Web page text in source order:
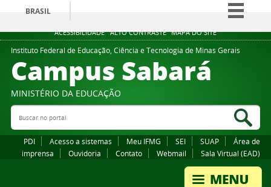
ACESSIBILIDADE ALTO CONTRASTE MAPA DO SITE
BRASIL
Simplifique!
Comunica BR
Participe
Legislação
Instituto Federal de Educação, Ciência e Tecnologia de Minas Gerais
Campus Sabará
MINISTÉRIO DA EDUCAÇÃO
Buscar no portal
PDI Acesso a sistemas Meu IFMG SEI SUAP
Área de
imprensa
Ouvidoria Contato Webmail Sala Virtual (EAD)